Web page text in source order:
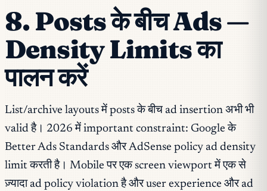
8. Posts के बीच Ads —
Density Limits का
पालन करें
List/archive layouts में posts के बीच ad insertion अभी भी
valid है। 2026 में important constraint: Google के
Better Ads Standards और AdSense policy ad density
limit करती है। Mobile पर एक screen viewport में एक से
ज़्यादा ad policy violation है और user experience और ad